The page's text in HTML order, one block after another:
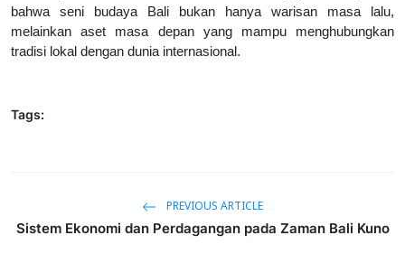
bahwa seni budaya Bali bukan hanya warisan masa lalu,
melainkan aset masa depan yang mampu menghubungkan
tradisi lokal dengan dunia internasional.
Tags:
PREVIOUS ARTICLE
Sistem Ekonomi dan Perdagangan pada Zaman Bali Kuno